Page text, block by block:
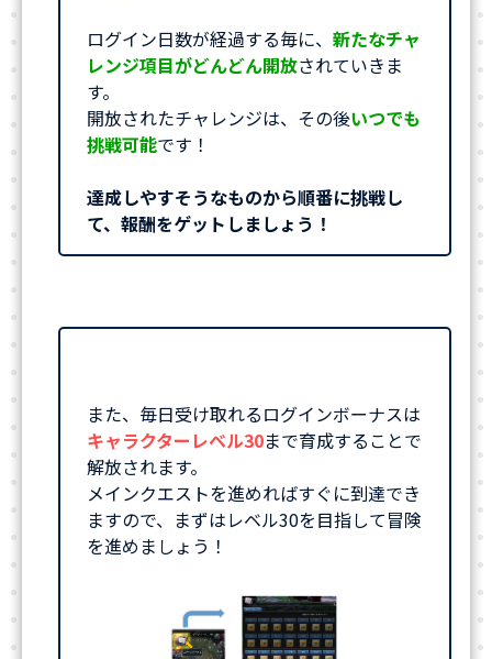
ログイン日数が経過する毎に、 新たなチャ
レンジ項目がどんどん開放されていきま
す。
開放されたチャレンジは、その後いつでも
挑戦可能です！
達成しやすそうなものから順番に挑戦し
て、報酬をゲットしましょう！
また、毎日受け取れるログインボーナスは
キャラクターレベル30まで育成することで
解放されます。
メインクエストを進めればすぐに到達でき
ますので、まずはレベル30を目指して冒険
を進めましょう！